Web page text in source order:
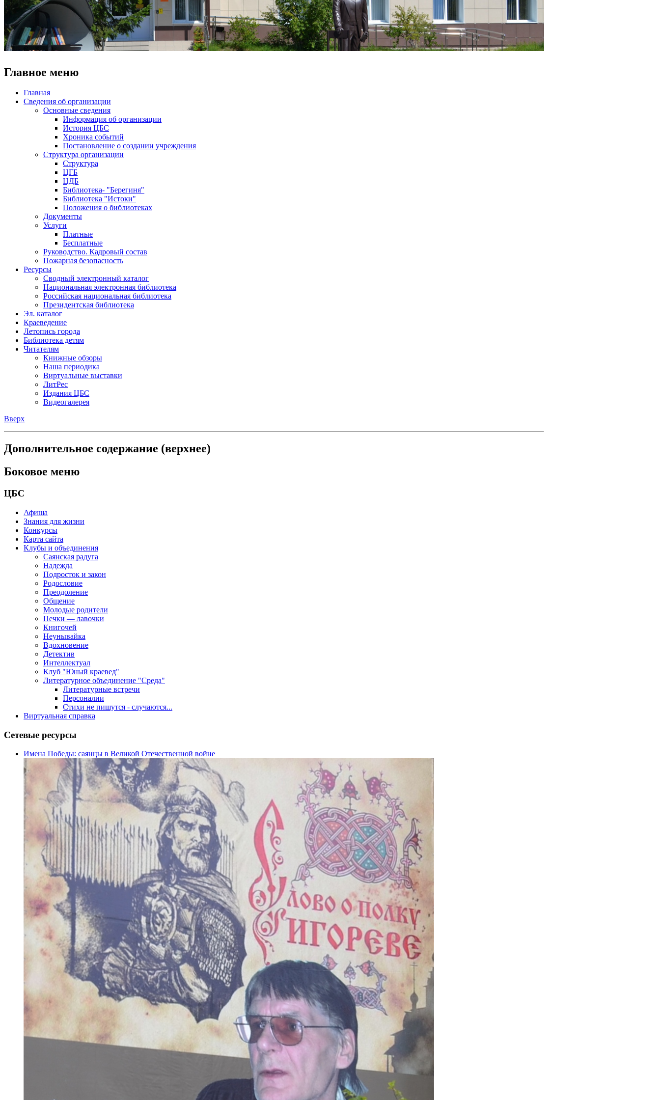
Главное меню
Главная
Сведения об организации
Основные сведения
Информация об организации
История ЦБС
Хроника событий
Постановление о создании учреждения
Структура организации
Структура
ЦГБ
ЦДБ
Библиотека- "Берегиня"
Библиотека "Истоки"
Положения о библиотеках
Документы
Услуги
Платные
Бесплатные
Руководство. Кадровый состав
Пожарная безопасность
Ресурсы
Сводный электронный каталог
Национальная электронная библиотека
Российская национальная библиотека
Президентская библиотека
Эл. каталог
Краеведение
Летопись города
Библиотека детям
Читателям
Книжные обзоры
Наша периодика
Виртуальные выставки
ЛитРес
Издания ЦБС
Видеогалерея
Вверх
Дополнительное содержание (верхнее)
Боковое меню
ЦБС
Афиша
Знания для жизни
Конкурсы
Карта сайта
Клубы и объединения
Саянская радуга
Надежда
Подросток и закон
Родословие
Преодоление
Общение
Молодые родители
Печки — лавочки
Книгочей
Неунывайка
Вдохновение
Детектив
Интеллектуал
Клуб "Юный краевед"
Литературное объединение "Среда"
Литературные встречи
Персоналии
Стихи не пишутся - случаются...
Виртуальная справка
Сетевые ресурсы
Имена Победы: саянцы в Великой Отечественной войне